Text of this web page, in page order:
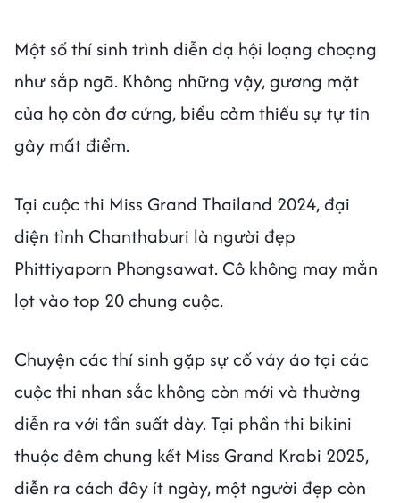
Một số thí sinh trình diễn dạ hội loạng choạng
như sắp ngã. Không những vậy, gương mặt
của họ còn đơ cứng, biểu cảm thiếu sự tự tin
gây mất điểm.
Tại cuộc thi Miss Grand Thailand 2024, đại
diện tỉnh Chanthaburi là người đẹp
Phittiyaporn Phongsawat. Cô không may mắn
lọt vào top 20 chung cuộc.
Chuyện các thí sinh gặp sự cố váy áo tại các
cuộc thi nhan sắc không còn mới và thường
diễn ra với tần suất dày. Tại phần thi bikini
thuộc đêm chung kết Miss Grand Krabi 2025,
diễn ra cách đây ít ngày, một người đẹp còn